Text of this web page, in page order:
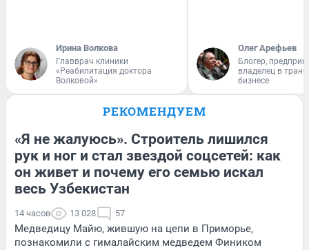
Ирина Волкова
Главврач клиники
«Реабилитация доктора
Волковой»
Олег Арефьев
Блогер,
владелец в
бизнесе
РЕКОМЕНДУЕМ
«Я не жалуюсь». Строитель лишился
рук и ног и стал звездой соцсетей: как
он живет и почему его семью искал
весь Узбекистан
14 часов 13 028 57
Медведицу Майю, жившую на цепи в Приморье,
познакомили с гималайским медведем Фиником